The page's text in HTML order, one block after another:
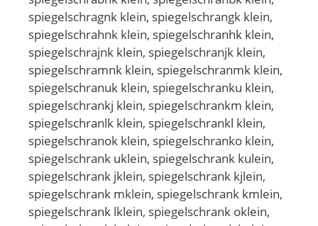
spiegelschragnk klein, spiegelschrangk klein,
spiegelschrahnk klein, spiegelschranhk klein,
spiegelschrajnk klein, spiegelschranjk klein,
spiegelschramnk klein, spiegelschranmk klein,
spiegelschranuk klein, spiegelschranku klein,
spiegelschrankj klein, spiegelschrankm klein,
spiegelschranlk klein, spiegelschrankl klein,
spiegelschranok klein, spiegelschranko klein,
spiegelschrank uklein, spiegelschrank kulein,
spiegelschrank jklein, spiegelschrank kjlein,
spiegelschrank mklein, spiegelschrank kmlein,
spiegelschrank lklein, spiegelschrank oklein,